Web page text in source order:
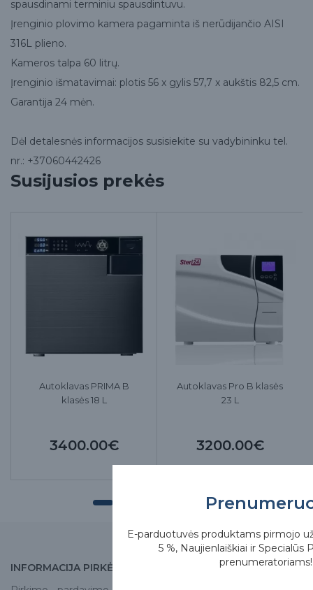
spausdinami terminiu spausdintuvu.
Įrenginio plovimo kamera pagaminta iš nerūdijančio AISI
316L plieno.
Kameros talpa 60 litrų.
Įrenginio išmatavimai: plotis 56 x gylis 57,7 x aukštis 82,5 cm.
Garantija 24 mėn.
Dėl detalesnės informacijos susisiekite su vadybininku tel.
nr.: +37060442426
Susijusios prekės
Autoklavas PRIMA B
klasės 18 L
3400.00€
Autoklavas Pro B klasės
23 L
3200.00€
INFORMACIJA PIRKĖJUI
APIE MUS
E-parduotuvės produktams pirmojo
5 %, Naujienlaiškiai ir Specialūs
prenumeratoriams!